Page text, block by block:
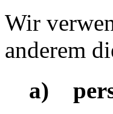
Wir
anderem
a)